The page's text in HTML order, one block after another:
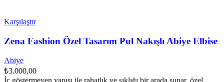
Karşılaştır
Zena Fashion Özel Tasarım Pul Nakışlı Abiye Elbise
Abiye
₺3.000,00
İç göstermeyen yapısı ile rahatlık ve şıklığı bir arada sunar, özel